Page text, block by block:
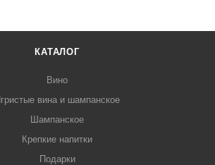
КАТАЛОГ
Вино
вина и шампанское
Шампанское
Крепкие напитки
Подарки